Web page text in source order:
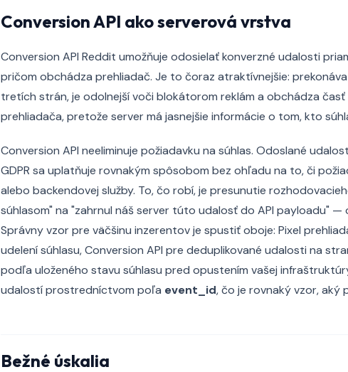
Conversion API ako serverová vrstva
Conversion API Reddit umožňuje odosielať konverzné udalosti
pričom obchádza prehliadač. Je to čoraz atraktívnejšie:
tretích strán, je odolnejší voči blokátorom reklám a obchádza časť
prehliadača, pretože server má jasnejšie informácie o tom, kto
Conversion API neeliminuje požiadavku na súhlas. Odoslané
GDPR sa uplatňuje rovnakým spôsobom bez ohľadu na to, či
alebo backendovej služby. To, čo robí, je presunutie
súhlasom" na "zahrnul náš server túto udalosť do API payloadu"
Správny vzor pre väčšinu inzerentov je spustiť oboje: Pixel
udelení súhlasu, Conversion API pre deduplikované udalosti na
podľa uloženého stavu súhlasu pred opustením vašej
udalostí prostredníctvom poľa event_id, čo je rovnaký vzor, aký
Bežné úskalia